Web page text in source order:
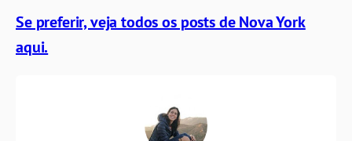
Se preferir, veja todos os posts de Nova York
aqui.